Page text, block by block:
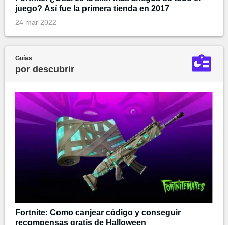
juego? Así fue la primera tienda en 2017
24 mar 2022
Guías
por descubrir
Fortnite: Como canjear código y conseguir
recompensas gratis de Halloween